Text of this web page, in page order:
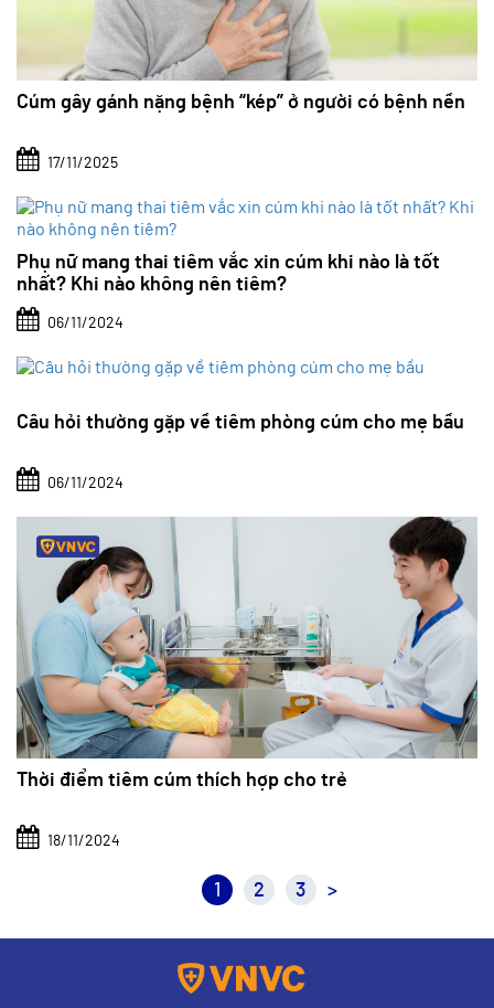
Cúm gây gánh nặng bệnh “kép” ở người có bệnh nền
17/11/2025
Phụ nữ mang thai tiêm vắc xin cúm khi nào là tốt
nhất? Khi nào không nên tiêm?
06/11/2024
Câu hỏi thường gặp về tiêm phòng cúm cho mẹ bầu
06/11/2024
Thời điểm tiêm cúm thích hợp cho trẻ
18/11/2024
1 2 3 >